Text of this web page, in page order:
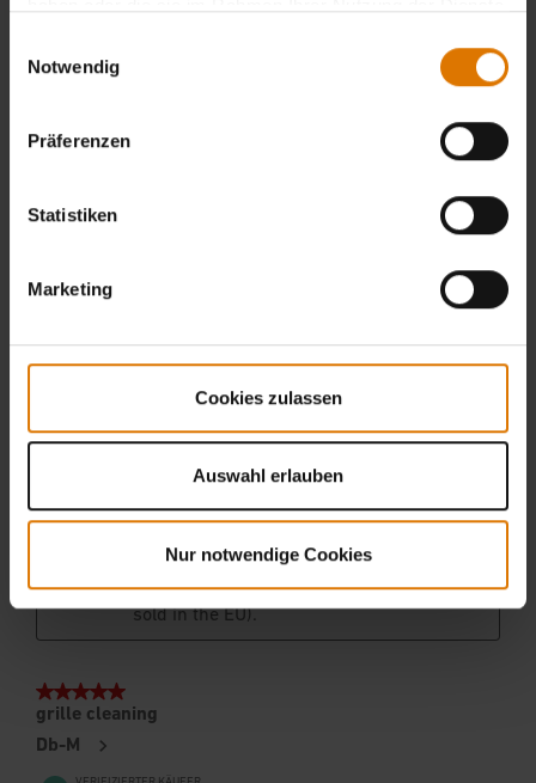
Notwendig
Präferenzen
Statistiken
Marketing
Cookies zulassen
Auswahl erlauben
Nur notwendige Cookies